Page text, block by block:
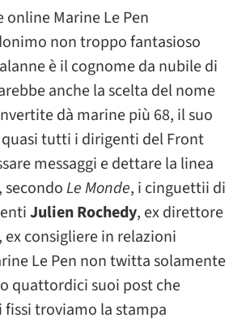
online Marine Le Pen
non troppo fantasioso
è il cognome da nubile di
anche la scelta del nome
dà marine più 68, il suo
tutti i dirigenti del Front
messaggi e dettare la linea
Le Monde, i cinguettii di
Julien Rochedy, ex direttore
, ex consigliere in relazioni
Le Pen non twitta solamente
quattordici suoi post che
fissi troviamo la stampa